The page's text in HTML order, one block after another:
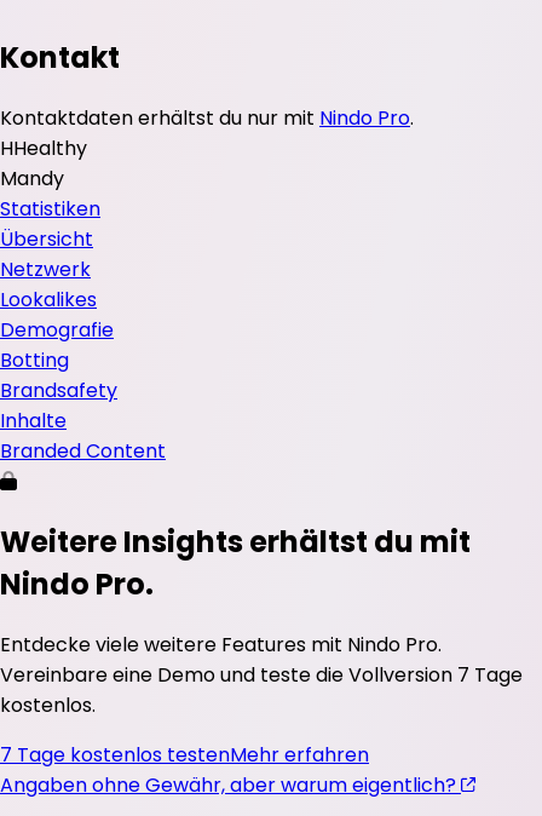
Kontakt
Kontaktdaten erhältst du nur mit Nindo Pro.
HHealthy
Mandy
Statistiken
Übersicht
Netzwerk
Lookalikes
Demografie
Botting
Brandsafety
Inhalte
Branded Content
Weitere Insights erhältst du mit
Nindo Pro.
Entdecke viele weitere Features mit Nindo Pro.
Vereinbare eine Demo und teste die Vollversion 7 Tage
kostenlos.
7 Tage kostenlos testenMehr erfahren
Angaben ohne Gewähr, aber warum eigentlich?